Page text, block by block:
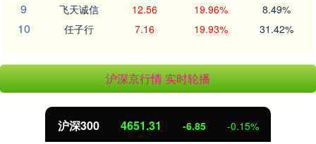
9 飞天诚信 12.56 19.96% 8.49%
10 任子行 7.16 19.93% 31.42%
沪深京行情 实时轮播
沪深300 4651.31 -6.85 -0.15%